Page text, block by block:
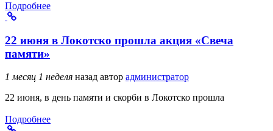
Подробнее
22 июня в Локотско прошла акция «Свеча
памяти»
1 месяц 1 неделя назад автор администратор
22 июня, в день памяти и скорби в Локотско прошла
Подробнее